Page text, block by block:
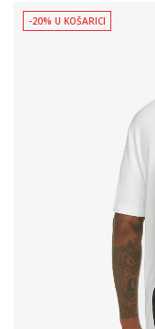
-20% U KOŠARICI